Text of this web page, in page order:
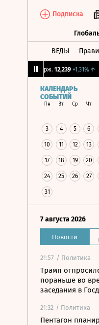
Подписка
ВЕДЫ
CNY Бирж. 12,239 +1,31%↑
КАЛЕНДАРЬ
СОБЫТИЙ
Пн Вт Ср Чт
3 4 5 6
10 11 12 13
17 18 19 20
24 25 26 27
31
7 августа 2026
Новости
21:57 / Политика
Трамп
пораньше во
заседания в
21:32 / Политика
Пентагон